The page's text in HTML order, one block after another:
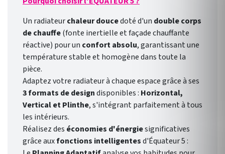
smartphone et vos radiateurs
connectés. Utilisation avec
l'application Thermor
Cozytouch (disponible sur
Garantie 2 ans.
Un radiateurchaleur doucedoté d'un double corps
de chauffe(fonte inertielle et façade chauffante
réactive) pour un confort absolu, garantissant une
température stable et homogène dans toute la
pièce.
Adaptez votre radiateur à chaque espace grâce à ses
3 formats de designdisponibles : Horizontal,
Vertical et Plinthe, s'intégrant parfaitement à tous
les intérieurs.
Réalisez des économies d'énergiesignificatives
grâce auxfonctions intelligentesd'Équateur 5 :